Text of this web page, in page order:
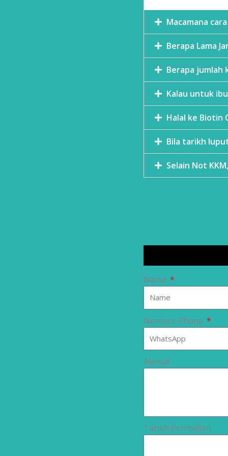
Macamana
Berapa Lama
Berapa jumlah
Kalau untuk
Halal ke Biotin
Bila tarikh
Selain Not
Name
Nombor Phone
Alamat
Tarikh Pembelian